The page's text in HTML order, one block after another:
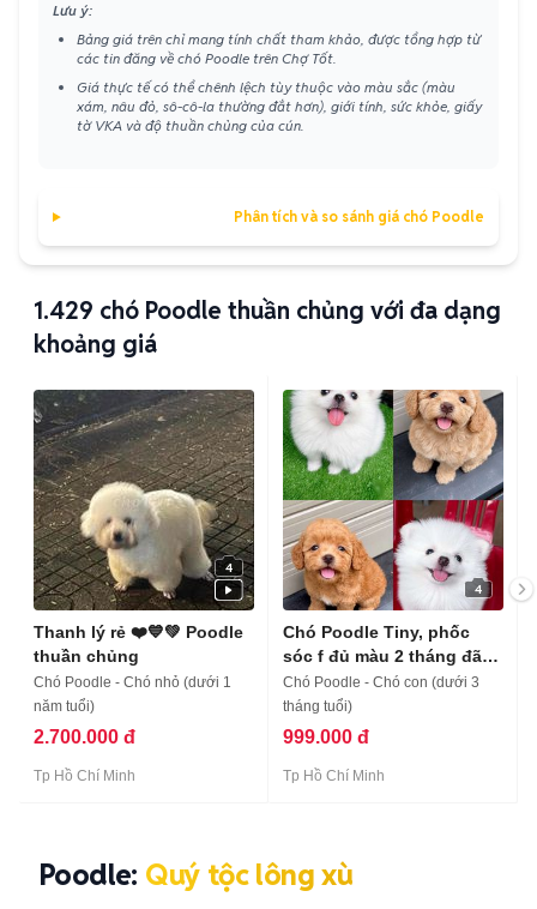
Lưu ý:
Bảng giá trên chỉ mang tính chất tham khảo, được tổng hợp từ
các tin đăng về chó Poodle trên Chợ Tốt.
Giá thực tế có thể chênh lệch tùy thuộc vào màu sắc (màu
xám, nâu đỏ, sô-cô-la thường đắt hơn), giới tính, sức khỏe, giấy
tờ VKA và độ thuần chủng của cún.
Phân tích và so sánh giá chó Poodle
1.429 chó Poodle thuần chủng với đa dạng
khoảng giá
4
Thanh lý rẻ ❤️💙💚 Poodle
thuần chủng
Chó Poodle - Chó nhỏ (dưới 1
năm tuổi)
2.700.000 đ
Tp Hồ Chí Minh
4
Chó Poodle Tiny, phốc
sóc f đủ màu 2 tháng đã
tiêm
Chó Poodle - Chó con (dưới 3
tháng tuổi)
999.000 đ
Tp Hồ Chí Minh
Poodle: Quý tộc lông xù